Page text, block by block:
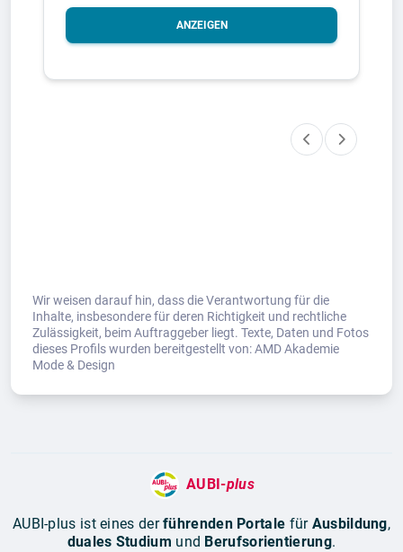
ANZEIGEN
Wir weisen darauf hin, dass die Verantwortung für die
Inhalte, insbesondere für deren Richtigkeit und rechtliche
Zulässigkeit, beim Auftraggeber liegt. Texte, Daten und Fotos
dieses Profils wurden bereitgestellt von: AMD Akademie
Mode & Design
AUBI-plus
AUBI-plus ist eines derführenden Portale für Ausbildung,
duales Studium und Berufsorientierung.